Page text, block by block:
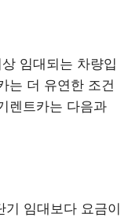
임대되는 차량입
는 더 유연한 조건
렌트카는 다음과
기 임대보다 요금이